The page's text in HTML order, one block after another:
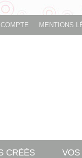
MENTIONS
CRÉÉS VOS